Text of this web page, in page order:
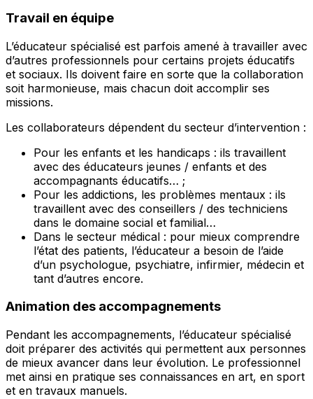
Travail en équipe
L’éducateur spécialisé est parfois amené à travailler avec
d’autres professionnels pour certains projets éducatifs
et sociaux. Ils doivent faire en sorte que la collaboration
soit harmonieuse, mais chacun doit accomplir ses
missions.
Les collaborateurs dépendent du secteur d’intervention :
Pour les enfants et les handicaps : ils travaillent
avec des éducateurs jeunes / enfants et des
accompagnants éducatifs… ;
Pour les addictions, les problèmes mentaux : ils
travaillent avec des conseillers / des techniciens
dans le domaine social et familial…
Dans le secteur médical : pour mieux comprendre
l’état des patients, l’éducateur a besoin de l’aide
d’un psychologue, psychiatre, infirmier, médecin et
tant d’autres encore.
Animation des accompagnements
Pendant les accompagnements, l’éducateur spécialisé
doit préparer des activités qui permettent aux personnes
de mieux avancer dans leur évolution. Le professionnel
met ainsi en pratique ses connaissances en art, en sport
et en travaux manuels.